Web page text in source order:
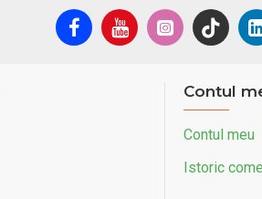
Contul
Contul meu
Istoric